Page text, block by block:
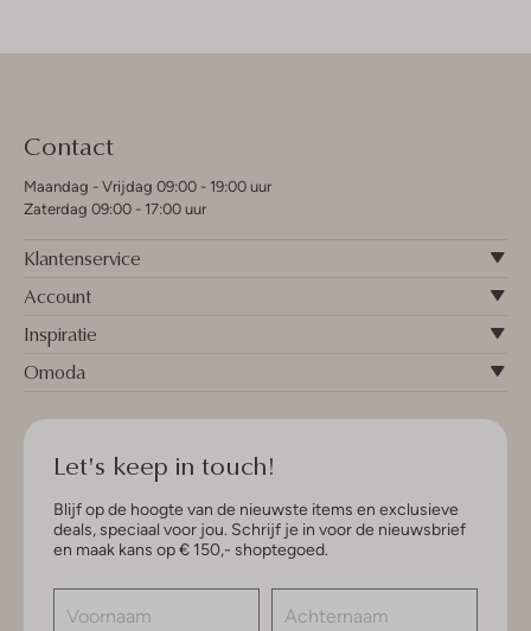
Contact
Maandag - Vrijdag 09:00 - 19:00 uur
Zaterdag 09:00 - 17:00 uur
Klantenservice
Account
Inspiratie
Omoda
Let's keep in touch!
Blijf op de hoogte van de nieuwste items en exclusieve
deals, speciaal voor jou. Schrijf je in voor de nieuwsbrief
en maak kans op € 150,- shoptegoed.